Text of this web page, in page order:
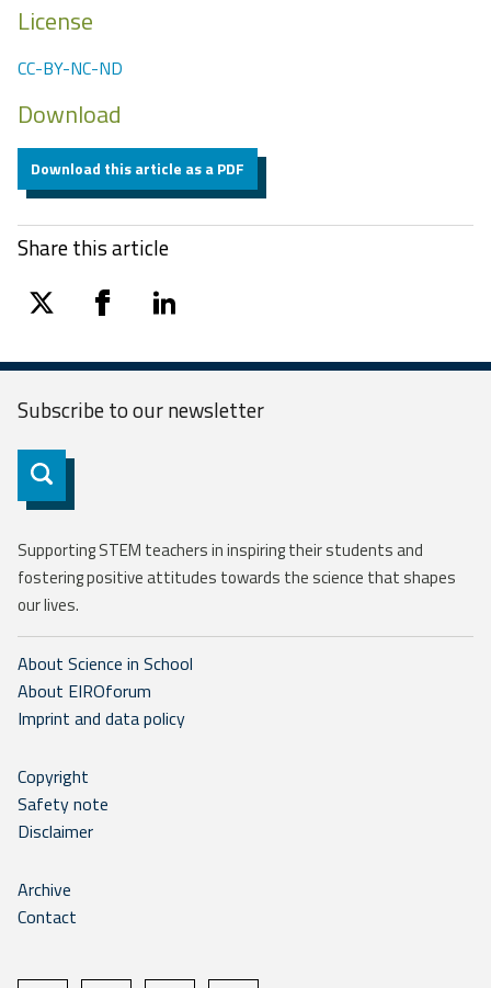
License
CC-BY-NC-ND
Download
Download this article as a PDF
Share this article
twitter facebooklinkedin
Subscribe to ournewsletter
Subscribe
Supporting STEM teachers in inspiring their students and
fostering positive attitudes towards the science that shapes
our lives.
About Science in School
About EIROforum
Imprint and data policy
Copyright
Safety note
Disclaimer
Archive
Contact